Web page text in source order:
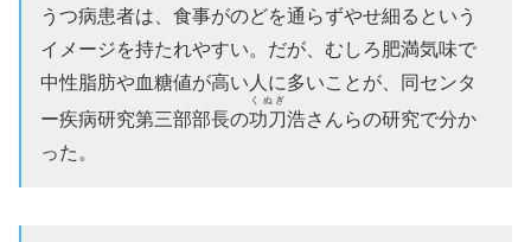
うつ病患者は、食事がのどを通らずやせ細るという
イメージを持たれやすい。だが、むしろ肥満気味で
中性脂肪や血糖値が高い人に多いことが、同センタ
ー疾病研究第三部部長の功刀
くぬぎ
浩さんらの研究で分か
った。